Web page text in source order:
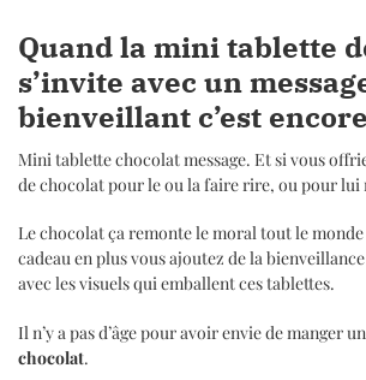
Quand la mini tablette
s’invite avec un
bienveillant c’est
Mini tablette chocolat message. Et si vous
de chocolat pour le ou la faire rire, ou pour lui
Le chocolat ça remonte le moral tout le
cadeau en plus vous ajoutez de la
avec les visuels qui emballent ces tablettes.
Il n’y a pas d’âge pour avoir envie de manger
chocolat.